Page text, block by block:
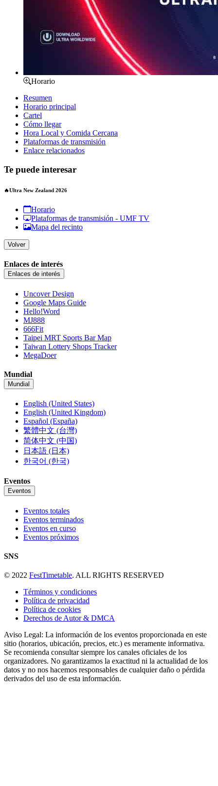
Horario
Resumen
Horario principal
Cartel
Cómo llegar
Hora Local y Comida Cercana
Plataformas de transmisión
Enlace relacionados
Te puede interesar
🔥Ultra New Zealand 2026
Horario
Plataformas de transmisión - UMF TV
Mapa del recinto
Volver
Enlaces de interés
Enlaces de interés
Uncover Design
Google Maps Guide
Hello!Word
MJ888
666Fit
Taipei MRT Sports Bar Map
Taiwan Lottery Shops Tracker
MegaDoer
Mundial
Mundial
English (United States)
English (United Kingdom)
Español (España)
繁體中文 (台灣)
简体中文 (中国)
日本語 (日本)
한국어 (한국)
Eventos
Eventos
Eventos totales
Eventos terminados
Eventos en curso
Eventos próximos
SNS
© 2022 FestTimetable. ALL RIGHTS RESERVED
Términos y condiciones
Política de privacidad
Política de cookies
Derechos de Autor & DMCA
Aviso Legal: La información de los eventos proporcionada en este
sitio (horarios, ubicación, precios, etc.) es meramente informativa.
Se recomienda consultar siempre los canales oficiales de los
organizadores. No garantizamos la exactitud ni la actualidad de los
datos y no nos hacemos responsables de cualquier daño o pérdida
derivados del uso de esta información.